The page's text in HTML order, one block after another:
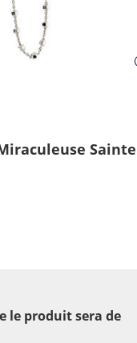
Sainte
le produit sera de